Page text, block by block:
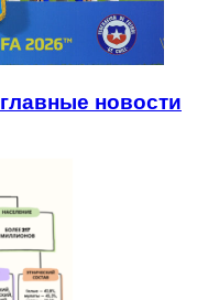
новости